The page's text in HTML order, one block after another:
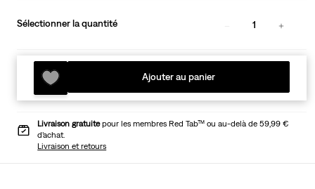
Sélectionner la quantité 1
Ajouter au panier
Livraison gratuitepour les membres Red Tab™ ou au-delà de 59,99 €
d’achat.
Livraison et retours